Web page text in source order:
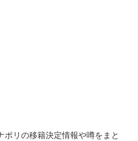
リの移籍決定情報や噂をまと